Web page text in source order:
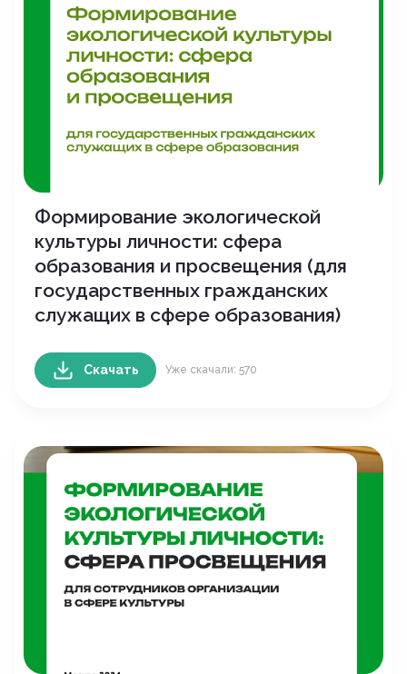
Формирование экологической
культуры личности: сфера
образования и просвещения (для
государственных гражданских
служащих в сфере образования)
Скачать Уже скачали: 570